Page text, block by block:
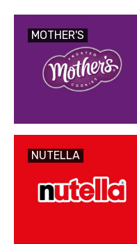
MOTHER'S
NUTELLA